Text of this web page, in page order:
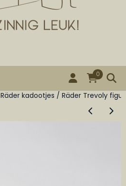
0
Räder kadootjes / Räder Trevoly